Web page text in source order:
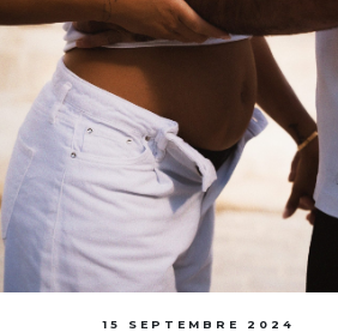
15 SEPTEMBRE 2024